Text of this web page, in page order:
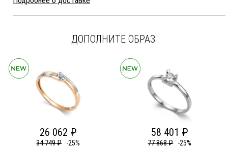
ДОПОЛНИТЕ ОБРАЗ:
26 062 ₽
34 749 ₽ -25%
58 401 ₽
77 868 ₽ -25%